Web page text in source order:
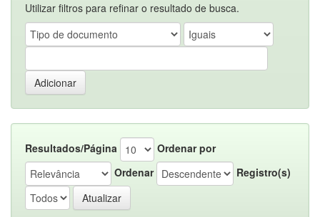
Utilizar filtros para refinar o resultado de busca.
Resultados/Página
Ordenar por
Ordenar
Registro(s)